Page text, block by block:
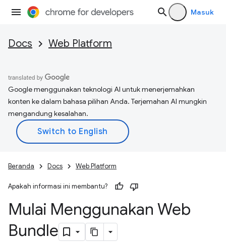
Masuk
Docs Web Platform
Google menggunakan teknologi AI untuk menerjemahkan
konten ke dalam bahasa pilihan Anda. Terjemahan AI mungkin
mengandung kesalahan.
Beranda Docs Web Platform
Apakah informasi ini membantu?
Mulai Menggunakan Web
Bundle